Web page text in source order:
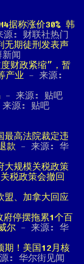
据称涨价30% 韩
: 财联社热门
无期徒刑发表声
闻
财政紧缩”，暂
产业 - 来源:
- 来源: 贴吧
源: 贴吧
最高法院裁定违
款 - 来源: 华
大规模关税政策
税政策会撤回
盟、加拿大回应
府停摆拖累1个百
尔 - 来源: 华
期！美国12月核
: 华尔街见闻